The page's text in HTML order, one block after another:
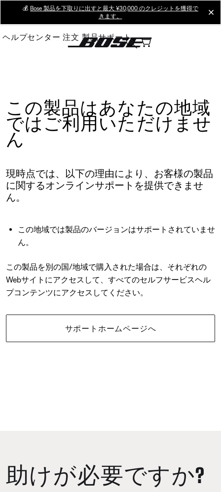
Main
💰 Bose 製品を下取りに出すと最大 ¥30,000 のクレジットを獲得で
きます。
ヘルプセンター 注文 製品サポート
この製品はあなたの地域
ではご利用いただけませ
ん
現時点では、以下の理由により、お客様の製品
に関するオンラインサポートを提供できませ
ん。
この地域では製品のバージョンはサポートされていませ
ん。
この製品を別の国/地域で購入された場合は、それぞれの
Webサイトにアクセスして、すべてのセルフサービスヘル
プコンテンツにアクセスしてください。
サポートホームページへ
助けが必要ですか?